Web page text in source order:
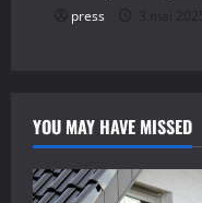
press 3 mai 2025
YOU MAY HAVE MISSED